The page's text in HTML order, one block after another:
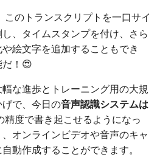
このトランスクリプトを一口サイ
、タイムスタンプを付け、さら
絵文字を追加することもでき
だ！😍
な進歩とトレーニング用の大規
で、今日の音声認識システムは
度で書き起こせるようになっ
オンラインビデオや音声のキャ
動作成することができます。